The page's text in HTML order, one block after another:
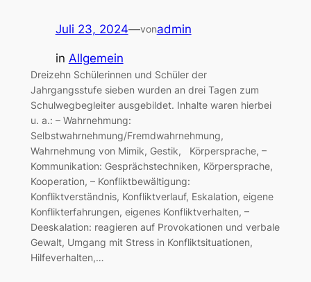
Juli 23, 2024—vonadmin
in Allgemein
Dreizehn Schülerinnen und Schüler der
Jahrgangsstufe sieben wurden an drei Tagen zum
Schulwegbegleiter ausgebildet. Inhalte waren hierbei
u. a.: – Wahrnehmung:
Selbstwahrnehmung/Fremdwahrnehmung,
Wahrnehmung von Mimik, Gestik, Körpersprache, –
Kommunikation: Gesprächstechniken, Körpersprache,
Kooperation, – Konfliktbewältigung:
Konfliktverständnis, Konfliktverlauf, Eskalation, eigene
Konflikterfahrungen, eigenes Konfliktverhalten, –
Deeskalation: reagieren auf Provokationen und verbale
Gewalt, Umgang mit Stress in Konfliktsituationen,
Hilfeverhalten,…